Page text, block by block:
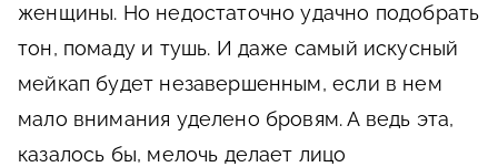
женщины. Но недостаточно удачно подобрать
тон, помаду и тушь. И даже самый искусный
мейкап будет незавершенным, если в нем
мало внимания уделено бровям. А ведь эта,
казалось бы, мелочь делает лицо